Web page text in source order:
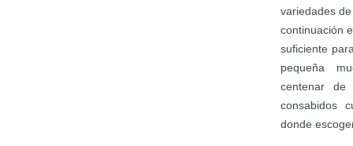
variedades
continuación
suficiente
pequeña
centenar de
consabidos
donde